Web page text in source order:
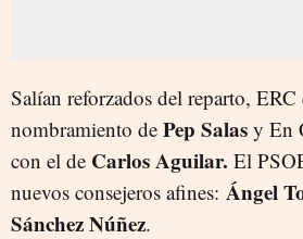
Salían reforzados del reparto, ERC
nombramiento de Pep Salas y En
con el de Carlos Aguilar. El
nuevos consejeros afines: Ángel
Sánchez Núñez.